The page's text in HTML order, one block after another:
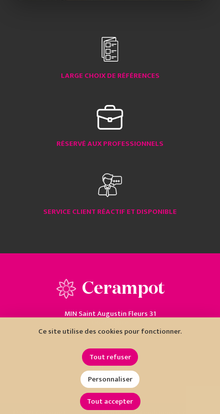
LARGE CHOIX DE RÉFÉRENCES
RÉSERVÉ AUX PROFESSIONNELS
SERVICE CLIENT RÉACTIF ET DISPONIBLE
Cerampot
MIN Saint Augustin Fleurs 31
04 93 18 80 10
Ce site utilise des cookies pour fonctionner.
Tout refuser
Personnaliser
Tout accepter